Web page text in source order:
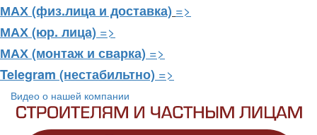
МАХ (физ.лица и доставка) =>
МАХ (юр. лица) =>
МАХ (монтаж и сварка) =>
Telegram (нестабильтно) =>
Видео о нашей компании